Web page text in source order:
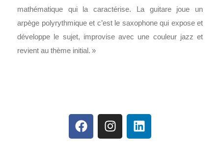
mathématique qui la caractérise. La guitare joue un
arpège polyrythmique et c’est le saxophone qui expose et
développe le sujet, improvise avec une couleur jazz et
revient au thème initial. »